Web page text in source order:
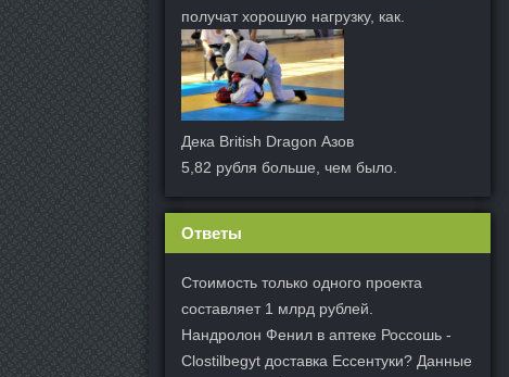
получат хорошую нагрузку, как.
Дека British Dragon Азов
5,82 рубля больше, чем было.
Ответы
Стоимость только одного проекта
составляет 1 млрд рублей.
Нандролон Фенил в аптеке Россошь -
Clostilbegyt доставка Ессентуки? Данные